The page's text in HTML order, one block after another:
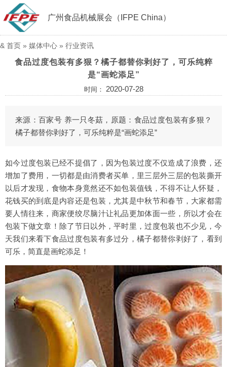
广州食品机械展会（IFPE China）
& 首页 » 媒体中心 » 行业资讯
食品过度包装有多狠？橘子都替你剥好了，可乐纯粹
是“画蛇添足”
时间： 2020-07-28
来源：百家号 养一只冬菇，原题：食品过度包装有多狠？
橘子都替你剥好了，可乐纯粹是“画蛇添足”
如今过度包装已经不提倡了，因为包装过度不仅造成了浪费，还
增加了费用，一切都是由消费者买单，里三层外三层的包装撕开
以后才发现，食物本身竟然还不如包装值钱，不得不让人怀疑，
花钱买的到底是内容还是包装，尤其是中秋节和春节，大家都需
要人情往来，商家便绞尽脑汁让礼品更加体面一些，所以才会在
包装下做文章！除了节日以外，平时里，过度包装也不少见，今
天我们来看下食品过度包装有多过分，橘子都替你剥好了，看到
可乐，简直是画蛇添足！